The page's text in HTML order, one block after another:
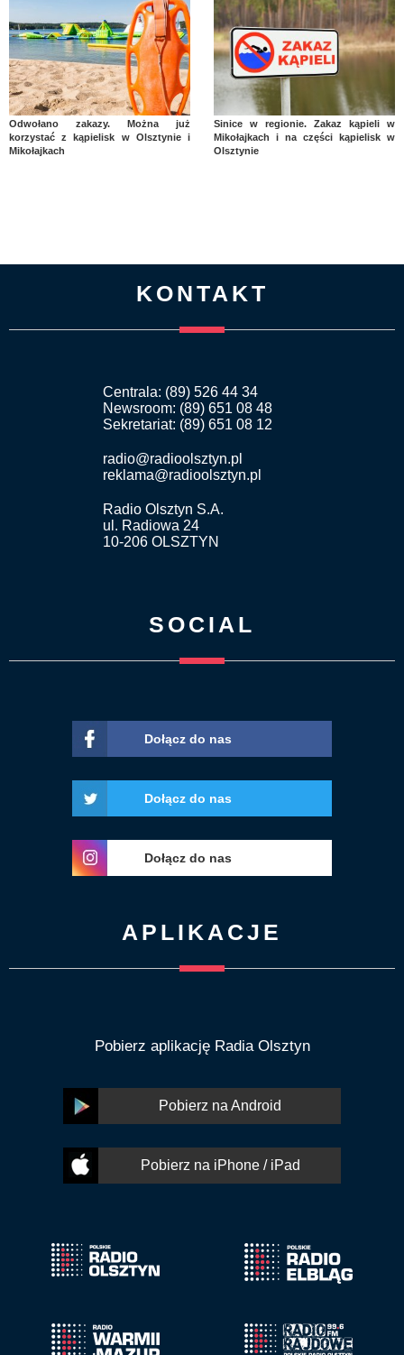
Odwołano zakazy. Można już
korzystać z kąpielisk w Olsztynie i
Mikołajkach
Sinice w regionie. Zakaz kąpieli w
Mikołajkach i na części kąpielisk w
Olsztynie
KONTAKT
Centrala: (89) 526 44 34
Newsroom: (89) 651 08 48
Sekretariat: (89) 651 08 12
radio@radioolsztyn.pl
reklama@radioolsztyn.pl
Radio Olsztyn S.A.
ul. Radiowa 24
10-206 OLSZTYN
SOCIAL
Dołącz do nas
Dołącz do nas
Dołącz do nas
APLIKACJE
Pobierz aplikację Radia Olsztyn
Pobierz na Android
Pobierz na iPhone / iPad